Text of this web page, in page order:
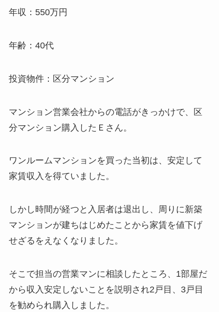
年収：550万円
年齢：40代
投資物件：区分マンション
マンション営業会社からの電話がきっかけで、区
分マンション購入したＥさん。
ワンルームマンションを買った当初は、安定して
家賃収入を得ていました。
しかし時間が経つと入居者は退出し、周りに新築
マンションが建ちはじめたことから家賃を値下げ
せざるをえなくなりました。
そこで担当の営業マンに相談したところ、1部屋だ
から収入安定しないことを説明され2戸目、3戸目
を勧められ購入しました。